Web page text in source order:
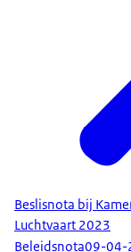
Beslisnota bij
Luchtvaart 2023
Beleidsnota09-04-